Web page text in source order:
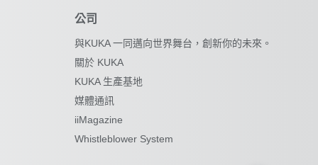
公司
與KUKA 一同邁向世界舞台，創新你的未來。
關於 KUKA
KUKA 生產基地
媒體通訊
iiMagazine
Whistleblower System